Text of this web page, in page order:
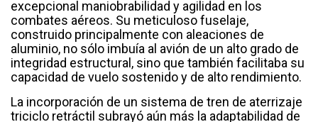
excepcional maniobrabilidad y agilidad en los
combates aéreos. Su meticuloso fuselaje,
construido principalmente con aleaciones de
aluminio, no sólo imbuía al avión de un alto grado de
integridad estructural, sino que también facilitaba su
capacidad de vuelo sostenido y de alto rendimiento.
La incorporación de un sistema de tren de aterrizaje
triciclo retráctil subrayó aún más la adaptabilidad de